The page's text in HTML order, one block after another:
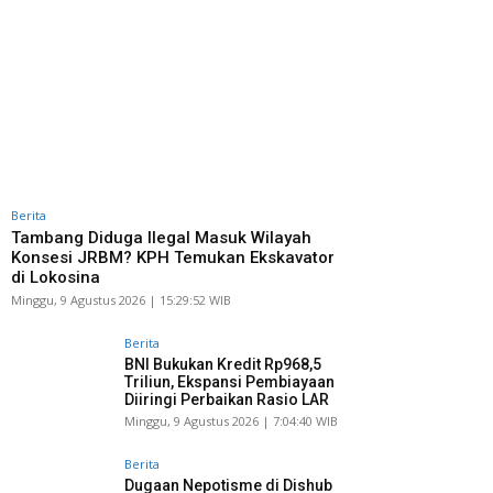
Berita
Tambang Diduga Ilegal Masuk Wilayah
Konsesi JRBM? KPH Temukan Ekskavator
di Lokosina
Minggu, 9 Agustus 2026 | 15:29:52 WIB
Berita
BNI Bukukan Kredit Rp968,5
Triliun, Ekspansi Pembiayaan
Diiringi Perbaikan Rasio LAR
Minggu, 9 Agustus 2026 | 7:04:40 WIB
Berita
Dugaan Nepotisme di Dishub